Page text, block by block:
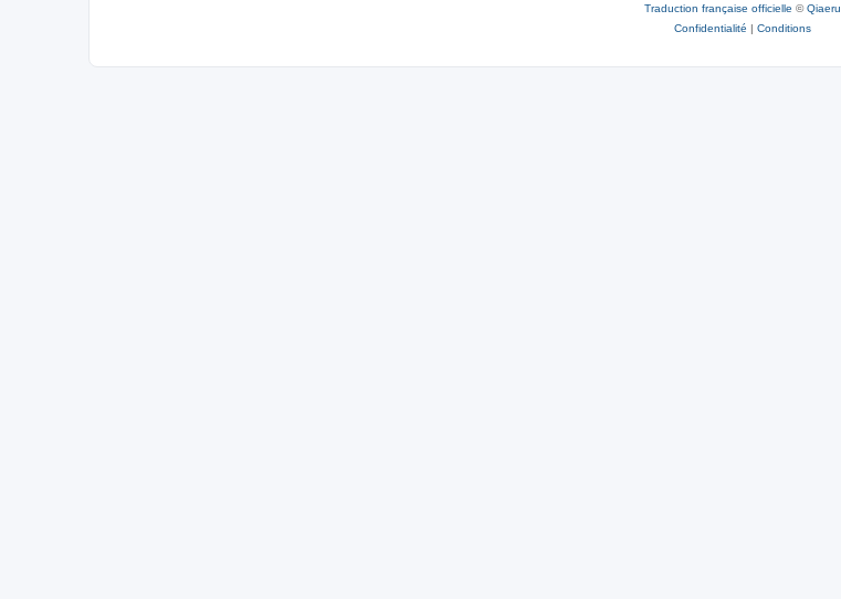
Traduction française officielle ©Qiaeru
Confidentialité | Conditions